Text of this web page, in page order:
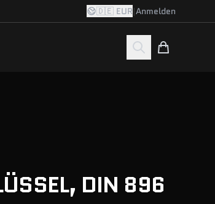
🇩🇪 EUR|Anmelden
DIN 896